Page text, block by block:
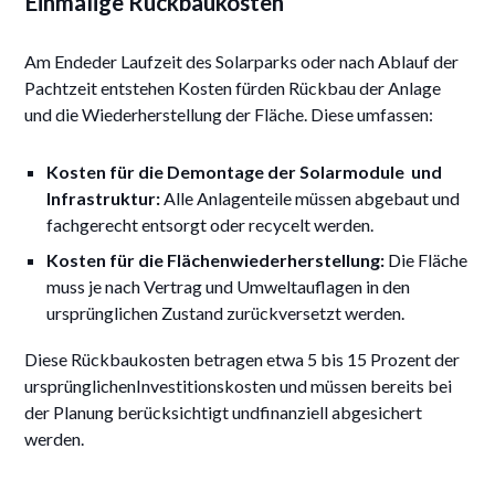
Am Endeder Laufzeit des Solarparks oder nach Ablauf der
Pachtzeit entstehen Kosten fürden Rückbau der Anlage
und die Wiederherstellung der Fläche. Diese umfassen:
Kosten für die Demontage der Solarmodule und
Infrastruktur:Alle Anlagenteile müssen abgebaut und
fachgerecht entsorgt oder recycelt werden.
Kosten für die Flächenwiederherstellung: Die Fläche
muss je nach Vertrag und Umweltauflagen in den
ursprünglichen Zustand zurückversetzt werden.
Diese Rückbaukosten betragen etwa 5 bis 15 Prozent der
ursprünglichenInvestitionskosten und müssen bereits bei
der Planung berücksichtigt undfinanziell abgesichert
werden.